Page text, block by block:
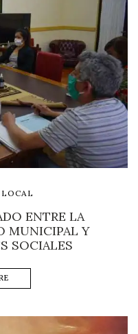
ENTRE LA
MUNICIPAL Y
SOCIALES